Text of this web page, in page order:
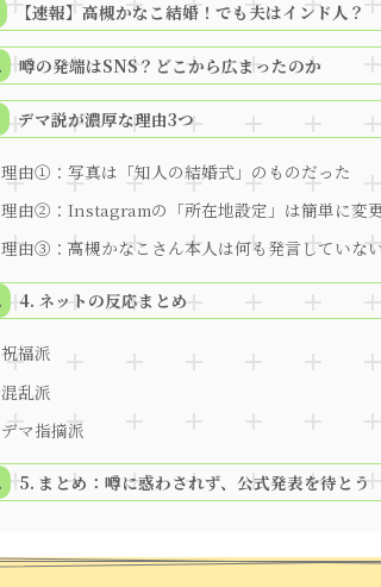
【速報】高槻かなこ結婚！でも夫はインド人？
噂の発端はSNS？どこから広まったのか
デマ説が濃厚な理由3つ
理由①：写真は「知人の結婚式」のものだった
理由②：Instagramの「所在地設定」は簡単に変
理由③：高槻かなこさん本人は何も発言していな
4. ネットの反応まとめ
祝福派
混乱派
デマ指摘派
5. まとめ：噂に惑わされず、公式発表を待とう